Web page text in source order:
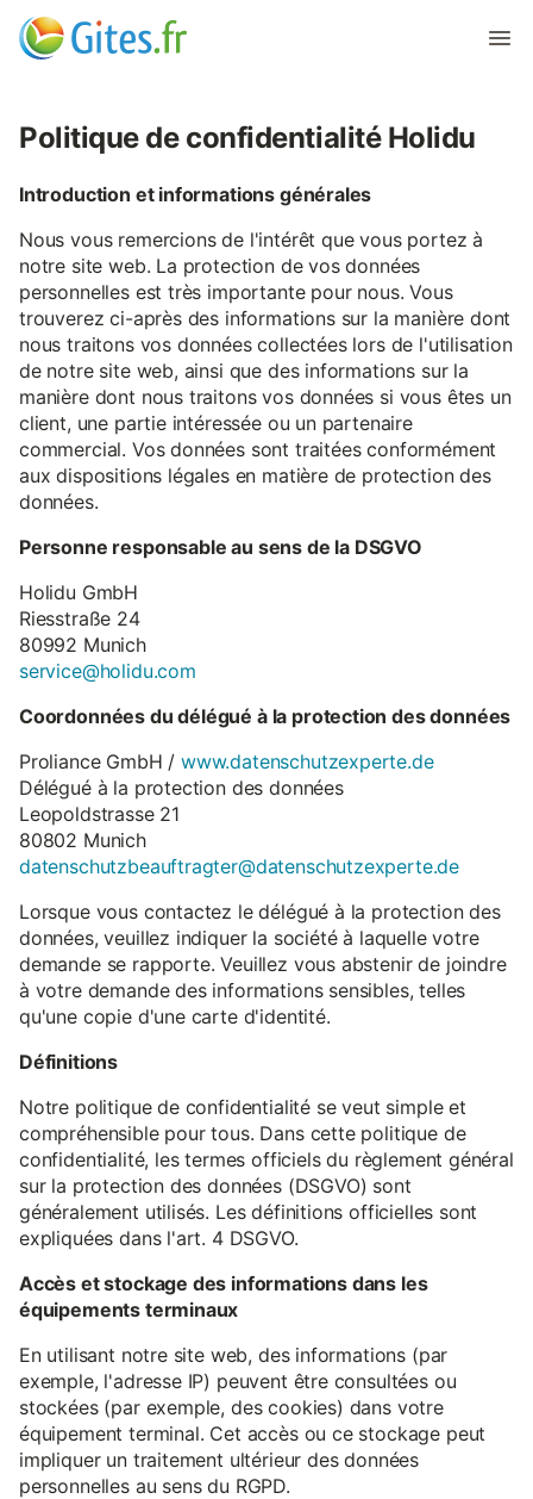
Politique de confidentialité Holidu
Introduction et informations générales
Nous vous remercions de l'intérêt que vous portez à
notre site web. La protection de vos données
personnelles est très importante pour nous. Vous
trouverez ci-après des informations sur la manière dont
nous traitons vos données collectées lors de l'utilisation
de notre site web, ainsi que des informations sur la
manière dont nous traitons vos données si vous êtes un
client, une partie intéressée ou un partenaire
commercial. Vos données sont traitées conformément
aux dispositions légales en matière de protection des
données.
Personne responsable au sens de la DSGVO
Holidu GmbH
Riesstraße 24
80992 Munich
service@holidu.com
Coordonnées du délégué à la protection des données
Proliance GmbH /www.datenschutzexperte.de
Délégué à la protection des données
Leopoldstrasse 21
80802 Munich
datenschutzbeauftragter@datenschutzexperte.de
Lorsque vous contactez le délégué à la protection des
données, veuillez indiquer la société à laquelle votre
demande se rapporte. Veuillez vous abstenir de joindre
à votre demande des informations sensibles, telles
qu'une copie d'une carte d'identité.
Définitions
Notre politique de confidentialité se veut simple et
compréhensible pour tous. Dans cette politique de
confidentialité, les termes officiels du règlement général
sur la protection des données (DSGVO) sont
généralement utilisés. Les définitions officielles sont
expliquées dans l'art. 4 DSGVO.
Accès et stockage des informations dans les
équipements terminaux
En utilisant notre site web, des informations (par
exemple, l'adresse IP) peuvent être consultées ou
stockées (par exemple, des cookies) dans votre
équipement terminal. Cet accès ou ce stockage peut
impliquer un traitement ultérieur des données
personnelles au sens du RGPD.